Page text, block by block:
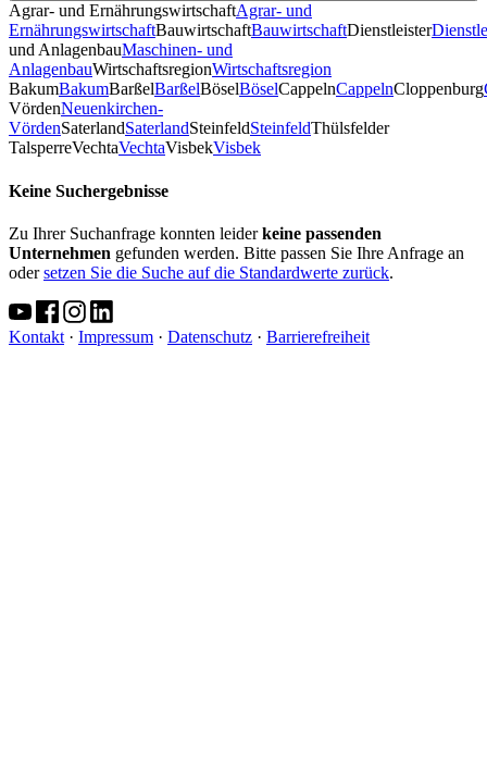
Agrar- und ErnährungswirtschaftAgrar- und
ErnährungswirtschaftBauwirtschaftBauwirtschaftDienstleister
und AnlagenbauMaschinen- und
AnlagenbauWirtschaftsregionWirtschaftsregion
BakumBakumBarßelBarßelBöselBöselCappelnCappelnCloppenburg
VördenNeuenkirchen-
VördenSaterlandSaterlandSteinfeldSteinfeldThülsfelder
TalsperreVechtaVechtaVisbekVisbek
Keine Suchergebnisse
Zu Ihrer Suchanfrage konnten leiderkeine passenden
Unternehmen gefunden werden. Bitte passen Sie Ihre Anfrage an
odersetzen Sie die Suche auf die Standardwerte zurück.
Kontakt · Impressum · Datenschutz · Barrierefreiheit